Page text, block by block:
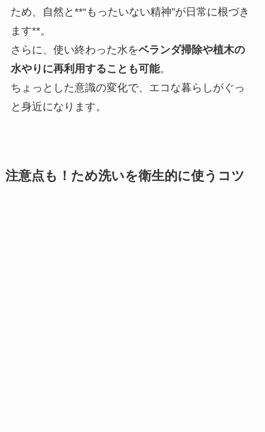
ため、自然と**“もったいない精神”が日常に根づき
ます**。
さらに、使い終わった水をベランダ掃除や植木の
水やりに再利用することも可能。
ちょっとした意識の変化で、エコな暮らしがぐっ
と身近になります。
注意点も！ため洗いを衛生的に使うコツ